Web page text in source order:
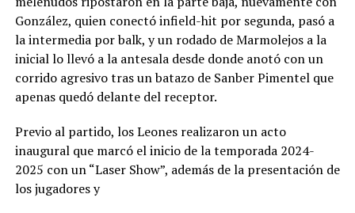
González, quien conectó infield-hit por segunda, pasó a
la intermedia por balk, y un rodado de Marmolejos a la
inicial lo llevó a la antesala desde donde anotó con un
corrido agresivo tras un batazo de Sanber Pimentel que
apenas quedó delante del receptor.
Previo al partido, los Leones realizaron un acto
inaugural que marcó el inicio de la temporada 2024-
2025 con un “Laser Show”, además de la presentación de
los jugadores y